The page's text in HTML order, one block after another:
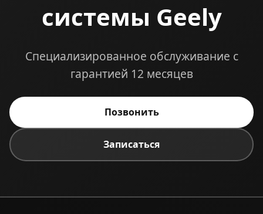
системы Geely
Специализированное обслуживание с
гарантией 12 месяцев
Позвонить
Записаться